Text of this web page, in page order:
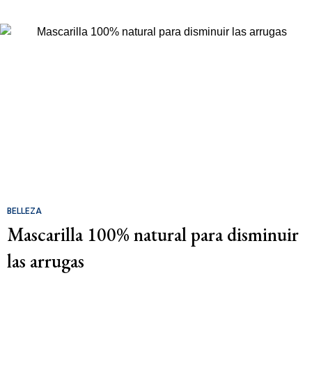
BELLEZA
Mascarilla 100% natural para disminuir
las arrugas